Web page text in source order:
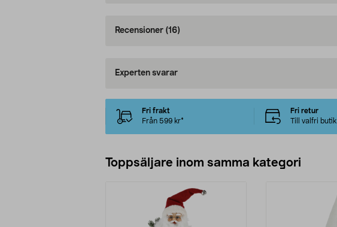
Recensioner (16)
Experten svarar
Fri frakt
Från 599 kr*
Fri retur
Till valfri butik
Toppsäljare inom samma kategori